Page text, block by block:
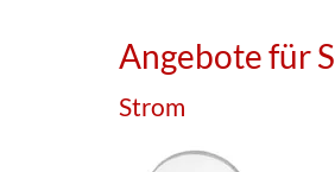
Angebote für
Strom